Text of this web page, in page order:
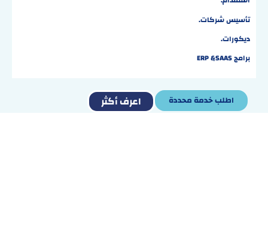
تأسيس شركات.
ديكورات.
برامج ERP &SAAS
اطلب خدمة محددة اعرف أكثر